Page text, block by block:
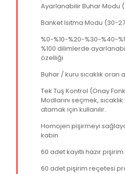
Ayarlanabilir Buhar Modu
Banket Isıtma Modu (30-
%0-%10-%20-%30-%40-
%100 dilimlerde
özelliği
Buhar / kuru sıcaklık oran
Tek Tuş Kontrol (Onay
Modlarını seçmek,
atamak için kullanılır.
Homojen pişirmeyi
kabin
60 adet kayıtlı hazır
60 adet pişirim reçetesi